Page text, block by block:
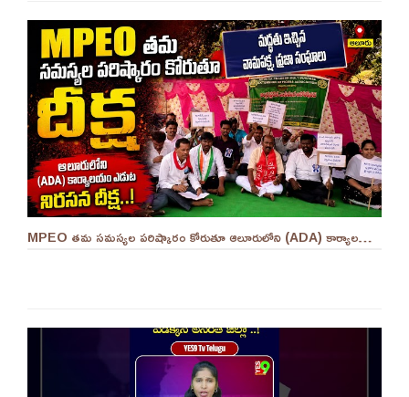
MPEO తమ సమస్యల పరిష్కారం కోరుతూ ఆలూరులోని (ADA) కార్యాలయం ఎదుట దీక్ష ||YES 9TV #kurnool